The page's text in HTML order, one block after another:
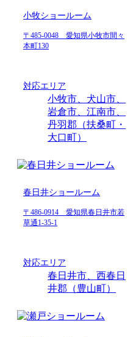
小牧ショールーム
〒485-0048 愛知県小牧市間々
本町130
対応エリア
小牧市、犬山市、
岩倉市、江南市、
丹羽郡（扶桑町・
大口町）
春日井ショールーム
〒486-0914 愛知県春日井市若
草通1-35-1
対応エリア
春日井市、西春日
井郡（豊山町）